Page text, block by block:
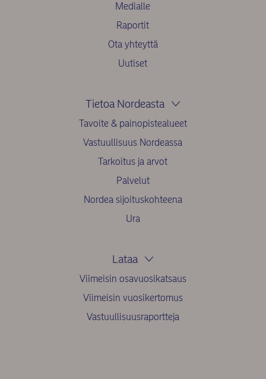
Medialle
Raportit
Ota yhteyttä
Uutiset
Tietoa Nordeasta
Tavoite & painopistealueet
Vastuullisuus Nordeassa
Tarkoitus ja arvot
Palvelut
Nordea sijoituskohteena
Ura
Lataa
Viimeisin osavuosikatsaus
Viimeisin vuosikertomus
Vastuullisuusraportteja